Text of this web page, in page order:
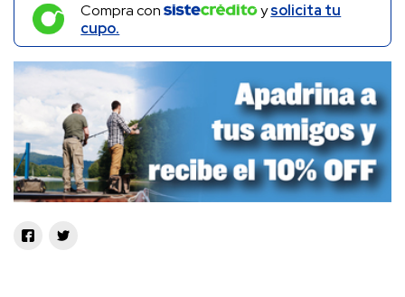
Compra con ysolicita tu
cupo.